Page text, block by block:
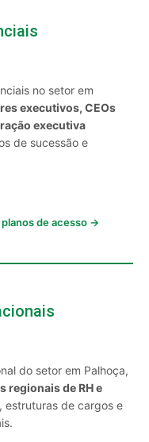
no setor em
executivos, CEOs
executiva
de sucessão e
planos de acesso →
do setor em Palhoça,
regionais de RH e
estruturas de cargos e